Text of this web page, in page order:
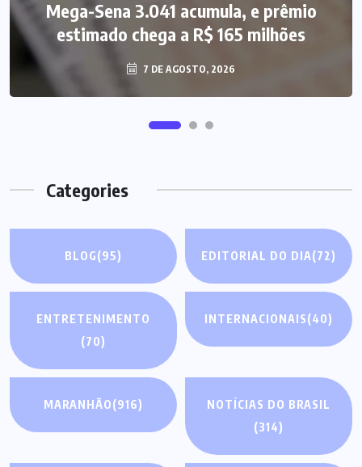
Mega-Sena 3.041 acumula, e prêmio
estimado chega a R$ 165 milhões
7 DE AGOSTO, 2026
Categories
BLOG(95) EDITORIAL DO DIA(72)
ENTRETENIMENTO
(70)
INTERNACIONAIS(40)
MARANHÃO(916)
NOTÍCIAS DO BRASIL
(314)